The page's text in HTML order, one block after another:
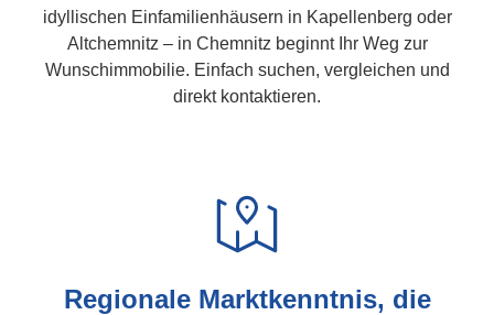
idyllischen Einfamilienhäusern in Kapellenberg oder
Altchemnitz – in Chemnitz beginnt Ihr Weg zur
Wunschimmobilie. Einfach suchen, vergleichen und
direkt kontaktieren.
Regionale Marktkenntnis, die